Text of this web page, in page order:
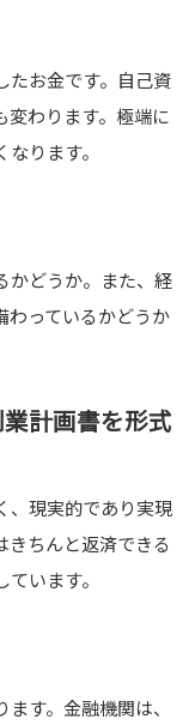
たお金です。自己資
変わります。極端に
ります。
かどうか。また、経
わっているかどうか
計画書を形式
、現実的であり実現
きちんと返済できる
います。
す。金融機関は、